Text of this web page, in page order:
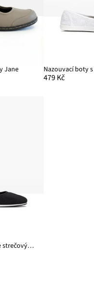
Jane
479 Kč
Pohodlné baleríny se strečovým střihem